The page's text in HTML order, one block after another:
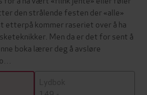
den strålende festen der «alle»
etterpå kommer raseriet over å ha
Men da er det for sent å
boka lærer deg å avsløre
Lydbok